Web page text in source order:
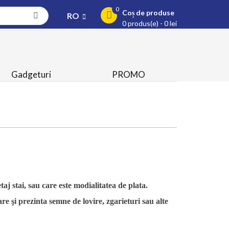
0 Coș de produse
0 produs(e) - 0 lei
RO
Gadgeturi PROMO
stai, sau care este modialitatea de plata.
şi prezinta semne de lovire, zgarieturi sau alte